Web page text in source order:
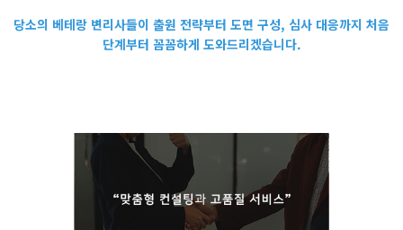
당소의 베테랑 변리사들이 출원 전략부터 도면 구성, 심사 대응까지 처음
단계부터 꼼꼼하게 도와드리겠습니다.